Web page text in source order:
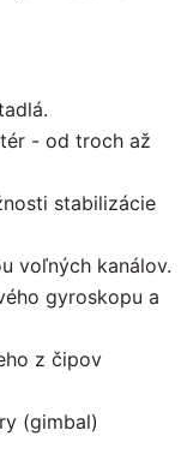
- od troch až
stabilizácie
voľných kanálov.
gyroskopu a
z čipov
(gimbal)